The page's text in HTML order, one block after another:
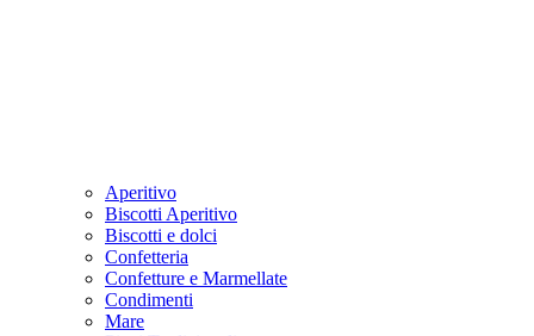
Aperitivo
Biscotti Aperitivo
Biscotti e dolci
Confetteria
Confetture e Marmellate
Condimenti
Mare